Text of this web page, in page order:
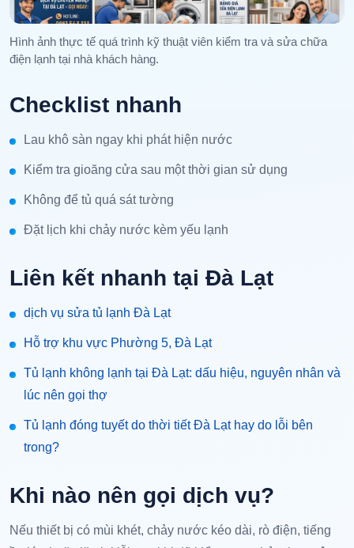
Hình ảnh thực tế quá trình kỹ thuật viên kiểm tra và sửa chữa
điện lạnh tại nhà khách hàng.
Checklist nhanh
Lau khô sàn ngay khi phát hiện nước
Kiểm tra gioăng cửa sau một thời gian sử dụng
Không để tủ quá sát tường
Đặt lịch khi chảy nước kèm yếu lạnh
Liên kết nhanh tại Đà Lạt
dịch vụ sửa tủ lạnh Đà Lạt
Hỗ trợ khu vực Phường 5, Đà Lạt
Tủ lạnh không lạnh tại Đà Lạt: dấu hiệu, nguyên nhân và
lúc nên gọi thợ
Tủ lạnh đóng tuyết do thời tiết Đà Lạt hay do lỗi bên
trong?
Khi nào nên gọi dịch vụ?
Nếu thiết bị có mùi khét, chảy nước kéo dài, rò điện, tiếng